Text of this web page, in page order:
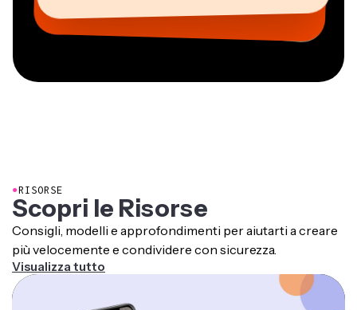
●RISORSE
Scopri le Risorse
Consigli, modelli e approfondimenti per aiutarti a creare
più velocemente e condividere con sicurezza.
Visualizza tutto